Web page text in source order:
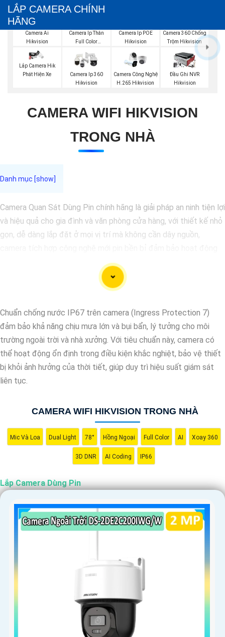
LẮP CAMERA CHÍNH
HÃNG
Camera Ai
Hikvision
Camera Ip Thân
Full Color
Camera Ip POE
Hikvision
Camera 360 Chống
Trộm Hikvision
Lắp Camera Hik
Phát Hiện Xe
Camera Ip 360
Hikvision
Camera Công Nghệ
H.265 Hikvision
Đầu Ghi NVR
Hikvision
CAMERA WIFI HIKVISION
TRONG NHÀ
Camera Quan Sát Dùng Pin chính hãng là giải pháp an ninh tiện lợi
và hiệu quả cho gia đình và văn phòng cửa hàng, với thiết kế nhỏ
gọn, dễ dàng lắp đặt ở mọi vị trí mà không cần dây nguồn,
'
Chuẩn chống nước IP67 trên camera (Ingress Protection 7)
đảm bảo khả năng chịu mưa lớn và bụi bẩn, lý tưởng cho môi
trường ngoài trời và nhà xưởng. Với tiêu chuẩn này, camera có
thể hoạt động ổn định trong điều kiện khắc nghiệt, bảo vệ thiết
bị khỏi ảnh hưởng của thời tiết, giúp duy trì hiệu suất giám sát
liên tục.
CAMERA WIFI HIKVISION TRONG NHÀ
Mic Và Loa Dual Light 78° Hồng Ngoại Full Color AI Xoay 360
3D DNR AI Coding IP66
Lắp Camera Dùng Pin